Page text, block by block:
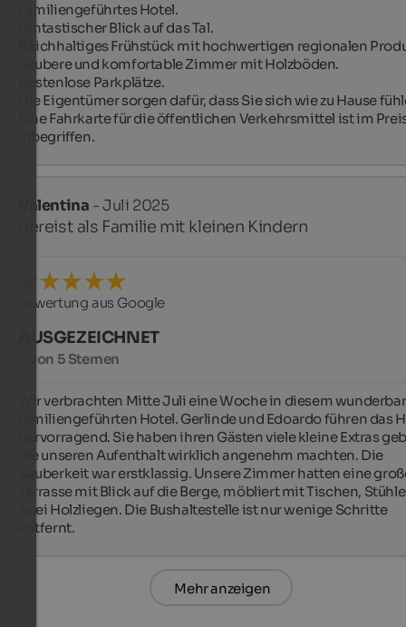
Familiengeführtes Hotel.
Fantastischer Blick auf das Tal.
Reichhaltiges Frühstück mit hochwertigen regionalen
Saubere und komfortable Zimmer mit Holzböden.
Kostenlose Parkplätze.
Die Eigentümer sorgen dafür, dass Sie sich wie zu Hause
Eine Fahrkarte für die öffentlichen Verkehrsmittel ist im
inbegriffen.
Valentina - Juli 2025
gereist als Familie mit kleinen Kindern
Bewertung aus Google
AUSGEZEICHNET
5 von 5 Sternen
Wir verbrachten Mitte Juli eine Woche in diesem
familiengeführten Hotel. Gerlinde und Edoardo führen das
hervorragend. Sie haben ihren Gästen viele kleine Extras
die unseren Aufenthalt wirklich angenehm machten. Die
Sauberkeit war erstklassig. Unsere Zimmer hatten eine
Terrasse mit Blick auf die Berge, möbliert mit Tischen,
zwei Holzliegen. Die Bushaltestelle ist nur wenige Schritte
entfernt.
Mehr anzeigen